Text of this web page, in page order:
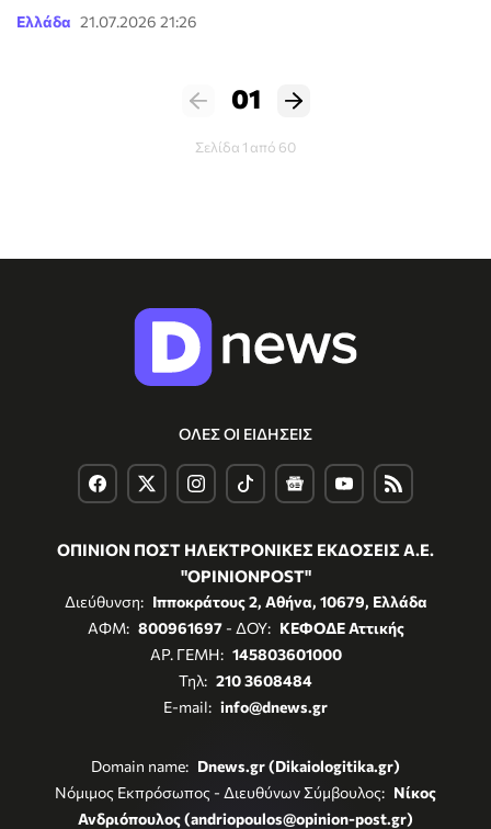
Ελλάδα 21.07.2026 21:26
01
Σελίδα 1 από 60
ΟΛΕΣ ΟΙ ΕΙΔΗΣΕΙΣ
ΟΠΙΝΙΟΝ ΠΟΣΤ ΗΛΕΚΤΡΟΝΙΚΕΣ ΕΚΔΟΣΕΙΣ Α.Ε.
"OPINIONPOST"
Διεύθυνση: Ιπποκράτους 2, Αθήνα, 10679, Ελλάδα
ΑΦΜ: 800961697- ΔΟΥ: ΚΕΦΟΔΕ Αττικής
ΑΡ. ΓΕΜΗ: 145803601000
Τηλ: 210 3608484
E-mail: info@dnews.gr
Domain name: Dnews.gr (Dikaiologitika.gr)
Νόμιμος Εκπρόσωπος - Διευθύνων Σύμβουλος: Νίκος
Ανδριόπουλος (andriopoulos@opinion-post.gr)